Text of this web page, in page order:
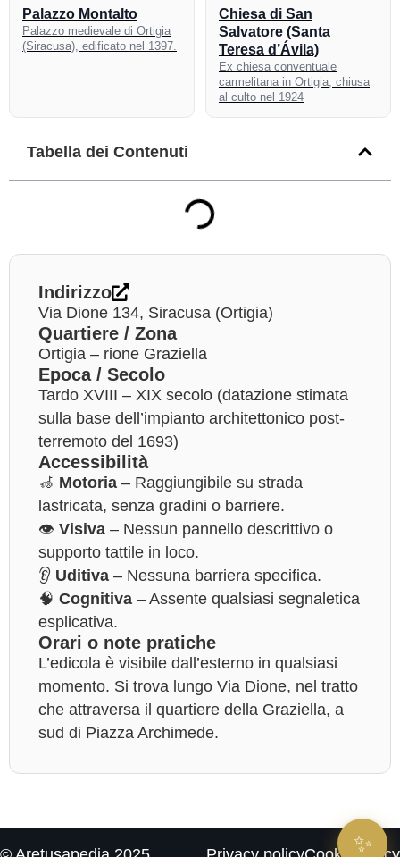
Palazzo Montalto
Palazzo medievale di Ortigia
(Siracusa), edificato nel 1397.
Chiesa di San
Salvatore (Santa
Teresa d’Ávila)
Ex chiesa conventuale
carmelitana in Ortigia, chiusa
al culto nel 1924
Tabella dei Contenuti
Indirizzo
Via Dione 134, Siracusa (Ortigia)
Quartiere / Zona
Ortigia – rione Graziella
Epoca / Secolo
Tardo XVIII – XIX secolo (datazione stimata
sulla base dell’impianto architettonico post-
terremoto del 1693)
Accessibilità
🦽 Motoria – Raggiungibile su strada
lastricata, senza gradini o barriere.
👁️ Visiva – Nessun pannello descrittivo o
supporto tattile in loco.
👂 Uditiva – Nessuna barriera specifica.
🧠 Cognitiva – Assente qualsiasi segnaletica
esplicativa.
Orari o note pratiche
L’edicola è visibile dall’esterno in qualsiasi
momento. Si trova lungo Via Dione, nel tratto
che attraversa il quartiere della Graziella, a
sud di Piazza Archimede.
✨